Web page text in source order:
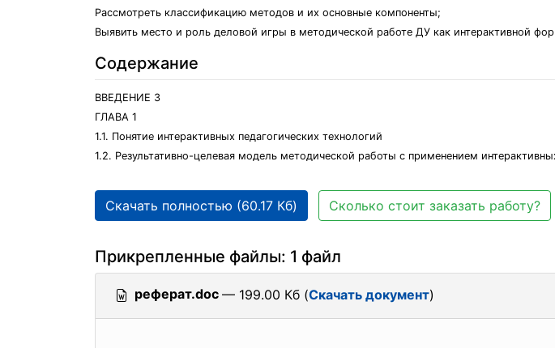
Рассмотреть классификацию методов и их основные компоненты;
Выявить место и роль деловой игры в методической работе ДУ как интерактивной
Содержание
ВВЕДЕНИЕ 3
ГЛАВА 1
1.1. Понятие интерактивных педагогических технологий
1.2. Результативно-целевая модель методической работы с применением
Скачать полностью (60.17 Кб) Сколько стоит заказать работу?
Прикрепленные файлы: 1 файл
реферат.doc — 199.00 Кб (Скачать документ)